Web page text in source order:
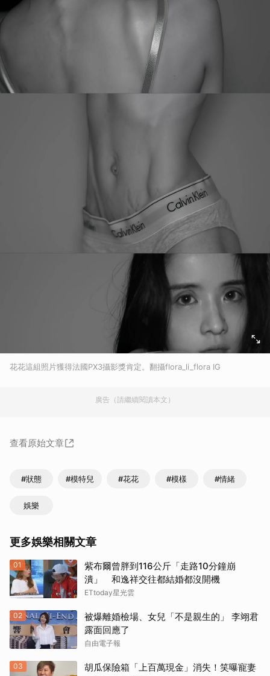
花花這組照片獲得法國PX3攝影獎肯定。翻攝flora_li_flora IG
廣告（請繼續閱讀本文）
查看原始文章
#狀態 #模特兒 #花花 #模樣 #情緒
娛樂
更多娛樂相關文章
01
紫布爾曾胖到116公斤「走路10分鐘崩
潰」 和逸祥交往都結婚都沒開機
ETtoday星光雲
02
被爆離婚檢場、女兒「不是親生的」 李翊君
露面回應了
自由電子報
03
胡瓜保險箱「上百萬現金」消失！笑曝寵妻